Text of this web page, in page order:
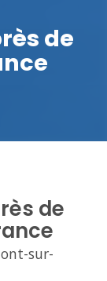
de
de
sur-